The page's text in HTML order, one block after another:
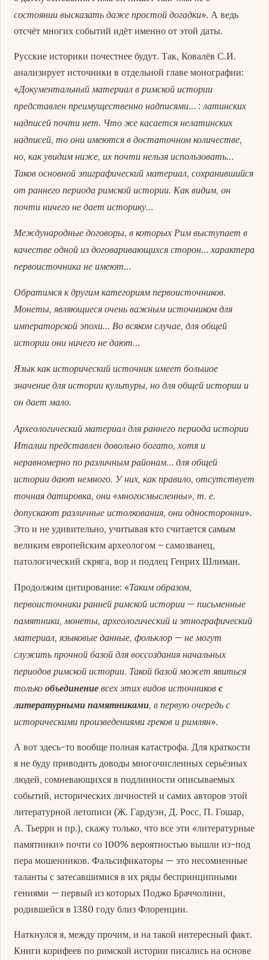
состоянии высказать даже простой догадки». А ведь
отсчёт многих событий идёт именно от этой даты.
Русские историки почестнее будут. Так, Ковалёв С.И.
анализирует источники в отдельной главе монографии:
«Документальный материал в римской истории
представлен преимущественно надписями… : латинских
надписей почти нет. Что же касается нелатинских
надписей, то они имеются в достаточном количестве,
но, как увидим ниже, их почти нельзя использовать…
Таков основной эпиграфический материал, сохранившийся
от раннего периода римской истории. Как видим, он
почти ничего не дает историку…
Международные договоры, в которых Рим выступает в
качестве одной из договаривающихся сторон… характера
первоисточника не имеют…
Обратимся к другим категориям первоисточников.
Монеты, являющиеся очень важным источником для
императорской эпохи… Во всяком случае, для общей
истории они ничего не дают…
Язык как исторический источник имеет большое
значение для истории культуры, но для общей истории и
он дает мало.
Археологический материал для раннего периода истории
Италии представлен довольно богато, хотя и
неравномерно по различным районам… для общей
истории дают немного. У них, как правило, отсутствует
точная датировка, они «многосмысленны», т. е.
допускают различные истолкования, они односторонни».
Это и не удивительно, учитывая кто считается самым
великим европейским археологом – самозванец,
патологический скряга, вор и подлец Генрих Шлиман.
Продолжим цитирование: «Таким образом,
первоисточники ранней римской истории — письменные
памятники, монеты, археологический и этнографический
материал, языковые данные, фольклор — не могут
служить прочной базой для воссоздания начальных
периодов римской истории. Такой базой может явиться
толькообъединениевсех этих видов источниковс
литературными памятниками, в первую очередь с
историческими произведениями греков и римлян».
А вот здесь-то вообще полная катастрофа. Для краткости
я не буду приводить доводы многочисленных серьёзных
людей, сомневающихся в подлинности описываемых
событий, исторических личностей и самих авторов этой
литературной летописи (Ж. Гардуэн, Д. Росс, П. Гошар,
А. Тьерри и пр.), скажу только, что все эти «литературные
памятники» почти со 100% вероятностью вышли из-под
пера мошенников. Фальсификаторы — это несомненные
таланты с затесавшимися в их ряды беспринципными
гениями — первый из которых Поджо Браччолини,
родившейся в 1380 году близ Флоренции.
Наткнулся я, между прочим, и на такой интересный факт.
Книги корифеев по римской истории писались на основе